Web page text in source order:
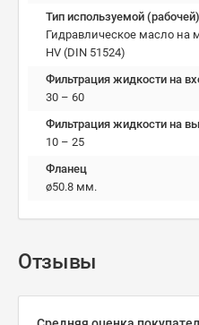
Тип используемой
Гидравлическое масло на
HV (DIN 51524)
Фильтрация жидкости на
30 – 60
Фильтрация жидкости на
10 – 25
Фланец
ø50.8 мм.
Отзывы